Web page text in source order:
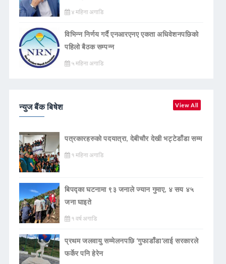
४ महिना अगाडि
विभिन्न निर्णय गर्दै एनआरएनए एकता अधिवेशनपछिको
पहिलो बैठक सम्पन्न
५ महिना अगाडि
न्युज बैंक बिषेश View All
पत्रकारहरुको पदयात्रा, देबीचौर देखी भट्टेडाँडा सम्म
१ महिना अगाडि
बिपद्का घटनामा ९३ जनाले ज्यान गुमाए, ४ सय ४५
जना घाइते
१ वर्ष अगाडि
प्रथम जलवायु सम्मेलनपछि ‘गुफाडाँडा’लाई सरकारले
फर्केर पनि हेरेन